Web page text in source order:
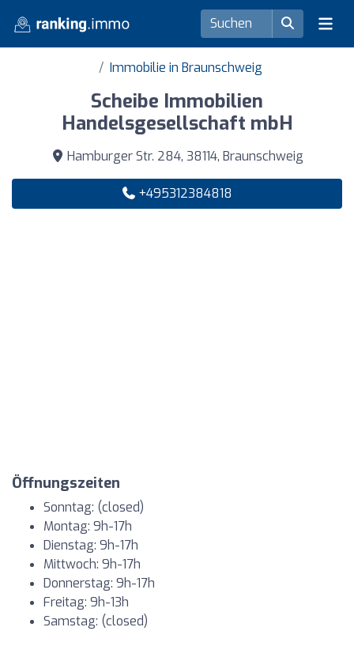
Immobilie in Braunschweig
Scheibe Immobilien
Handelsgesellschaft mbH
Hamburger Str. 284, 38114, Braunschweig
+495312384818
Öffnungszeiten
Sonntag: (closed)
Montag: 9h-17h
Dienstag: 9h-17h
Mittwoch: 9h-17h
Donnerstag: 9h-17h
Freitag: 9h-13h
Samstag: (closed)